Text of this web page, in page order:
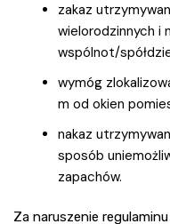
zakaz
wielorodzinnych i
wspólnot/
wymóg
m od okien
nakaz
sposób
zapachów.
Za naruszenie